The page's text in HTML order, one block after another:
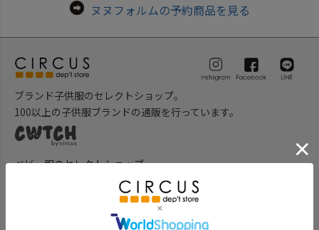
ヌヌフォルムの予約商品を見る
ブランド子供服のセレクトショップ。
100以上の子供服ブランドの通販を行っています。
ベビー服のセレクトショップ。
新生児用から出産祝い等のギフトアイテムなど多数のベビー用品
を取り揃えております。